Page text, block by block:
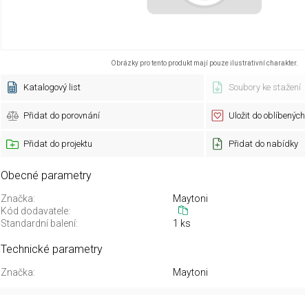
Obrázky pro tento produkt mají pouze ilustrativní charakter.
Katalogový list Soubory ke stažení
Přidat do porovnání Uložit do oblíbených
Přidat do projektu Přidat do nabídky
Obecné parametry
Značka: Maytoni
Kód dodavatele:
Standardní balení:
1 ks
Technické parametry
Značka: Maytoni